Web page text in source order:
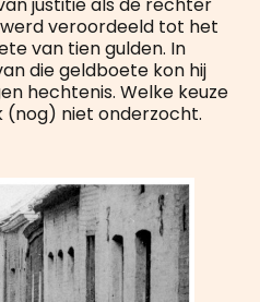
werd veroordeeld tot het
van tien gulden. In
die geldboete kon hij
hechtenis. Welke keuze
(nog) niet onderzocht.